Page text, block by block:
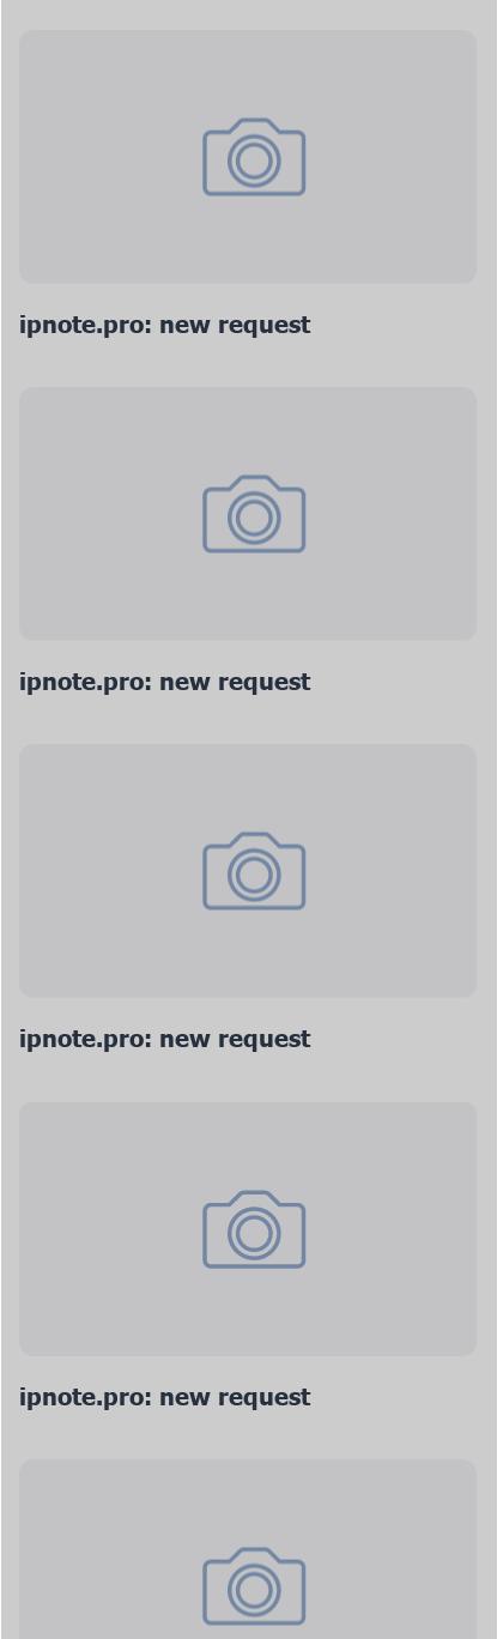
ipnote.pro: new request
ipnote.pro: new request
ipnote.pro: new request
ipnote.pro: new request